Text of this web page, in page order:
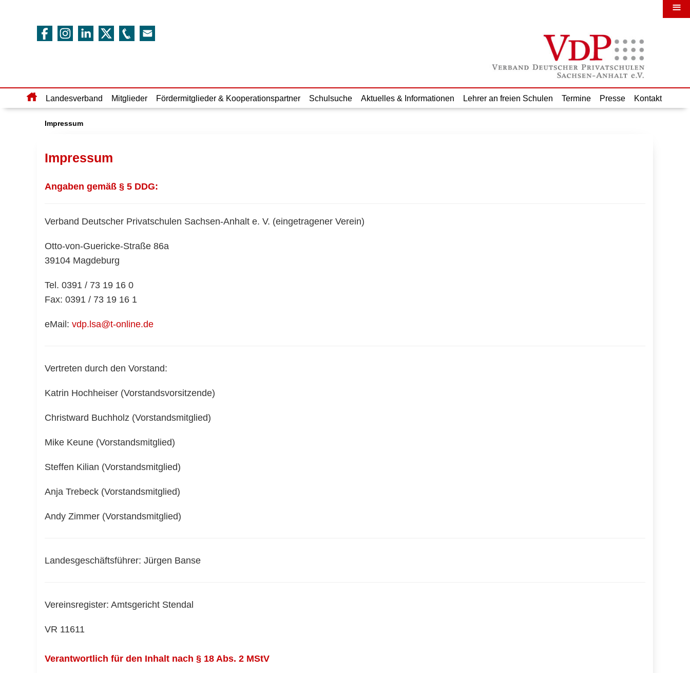
HomeLandesverband Mitglieder Fördermitglieder & Kooperationspartner Schulsuche Aktuelles & Informationen Lehrer an freien Schulen Termine Presse Kontakt
Impressum
Impressum
Angaben gemäß § 5 DDG:
Verband Deutscher Privatschulen Sachsen-Anhalt e. V. (eingetragener Verein)
Otto-von-Guericke-Straße 86a
39104 Magdeburg
Tel. 0391 / 73 19 16 0
Fax: 0391 / 73 19 16 1
eMail: vdp.lsa@t-online.de
Vertreten durch den Vorstand:
Katrin Hochheiser (Vorstandsvorsitzende)
Christward Buchholz (Vorstandsmitglied)
Mike Keune (Vorstandsmitglied)
Steffen Kilian (Vorstandsmitglied)
Anja Trebeck (Vorstandsmitglied)
Andy Zimmer (Vorstandsmitglied)
Landesgeschäftsführer: Jürgen Banse
Vereinsregister: Amtsgericht Stendal
VR 11611
Verantwortlich für den Inhalt nach § 18 Abs. 2 MStV
≡